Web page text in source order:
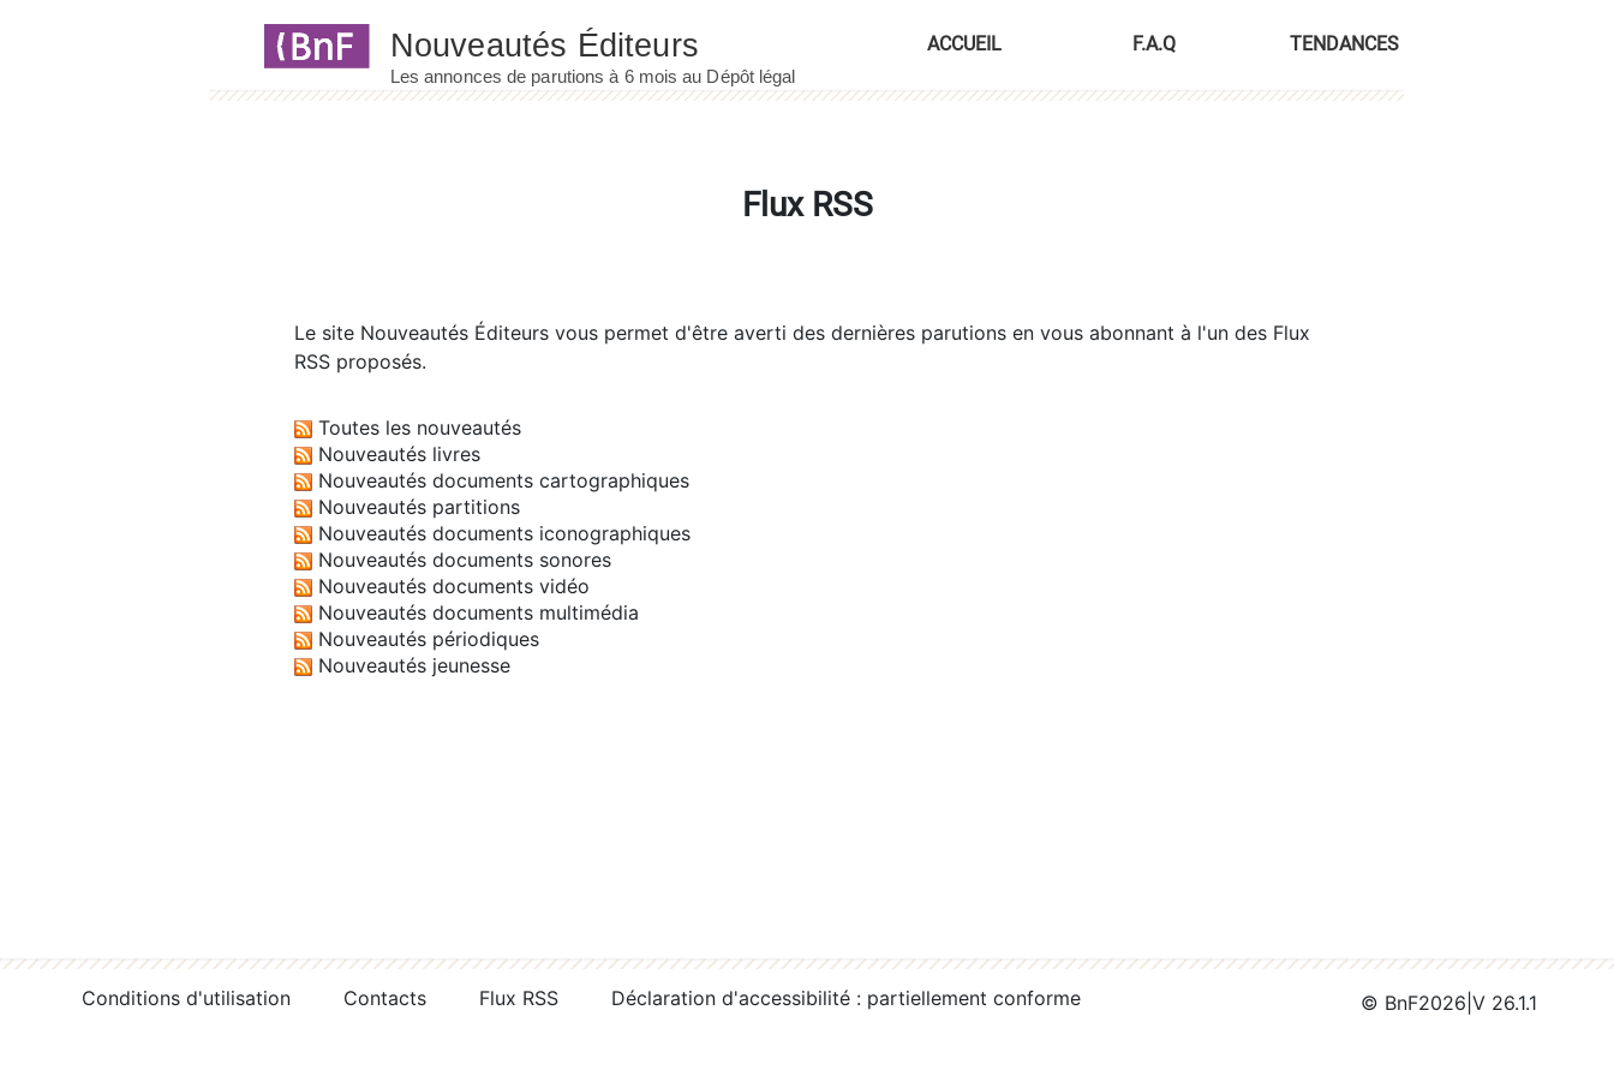
ACCUEIL F.A.Q TENDANCES
Flux RSS
Le site Nouveautés Éditeurs vous permet d'être averti des dernières parutions en vous abonnant à l'un des Flux
RSS proposés.
Toutes les nouveautés
Nouveautés livres
Nouveautés documents cartographiques
Nouveautés partitions
Nouveautés documents iconographiques
Nouveautés documents sonores
Nouveautés documents vidéo
Nouveautés documents multimédia
Nouveautés périodiques
Nouveautés jeunesse
Conditions d'utilisation Contacts Flux RSS Déclaration d'accessibilité : partiellement conforme © BnF2026 V 26.1.1